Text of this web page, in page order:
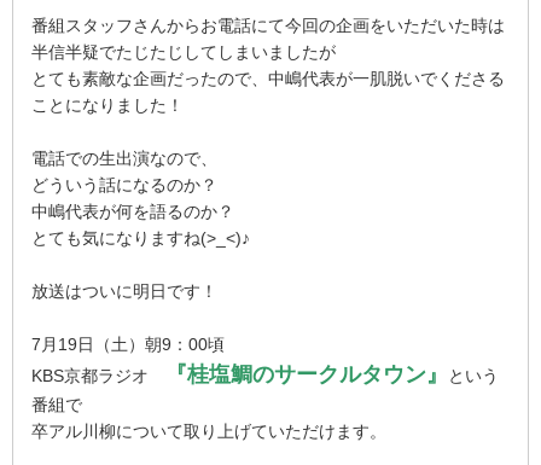
番組スタッフさんからお電話にて今回の企画をいただいた時は
半信半疑でたじたじしてしまいましたが
とても素敵な企画だったので、中嶋代表が一肌脱いでくださる
ことになりました！
電話での生出演なので、
どういう話になるのか？
中嶋代表が何を語るのか？
とても気になりますね(>_<)♪
放送はついに明日です！
7月19日（土）朝9：00頃
KBS京都ラジオ
『桂塩鯛のサークルタウン』
という
番組で
卒アル川柳について取り上げていただけます。